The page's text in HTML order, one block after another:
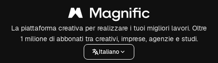
La piattaforma creativa per realizzare i tuoi migliori lavori. Oltre
1 milione di abbonati tra creativi, imprese, agenzie e studi.
Italiano